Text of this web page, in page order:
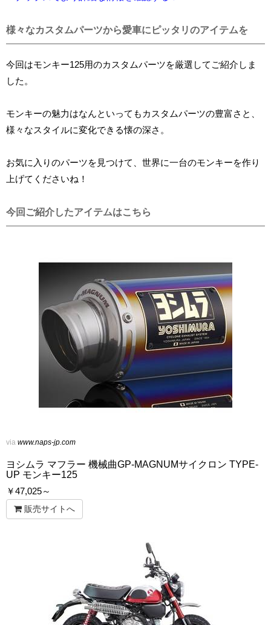
様々なカスタムパーツから愛車にピッタリのアイテムを
今回はモンキー125用のカスタムパーツを厳選してご紹介しま
した。
モンキーの魅力はなんといってもカスタムパーツの豊富さと、
様々なスタイルに変化できる懐の深さ。
お気に入りのパーツを見つけて、世界に一台のモンキーを作り
上げてくださいね！
今回ご紹介したアイテムはこちら
via www.naps-jp.com
ヨシムラ マフラー 機械曲GP-MAGNUMサイクロン TYPE-
UP モンキー125
￥47,025～
販売サイトへ